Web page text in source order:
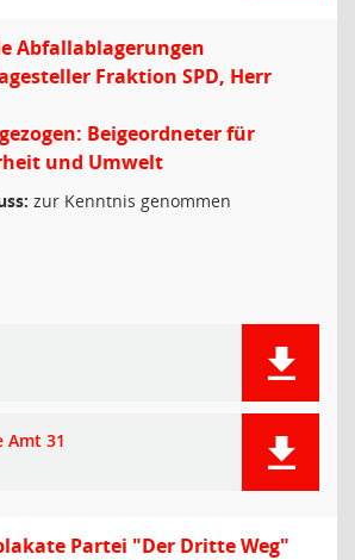
Abfallablagerungen
Fraktion SPD, Herr
Beigeordneter für
und Umwelt
zur Kenntnis genommen
Amt 31
Partei "Der Dritte Weg"